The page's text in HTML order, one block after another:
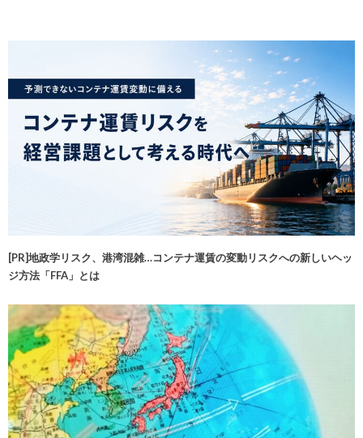
[PR]地政学リスク、港湾混雑…コンテナ運賃の変動リスクへの新しいヘッ
ジ方法「FFA」とは